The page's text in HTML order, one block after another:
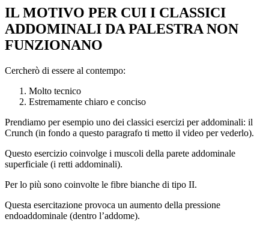
IL MOTIVO PER CUI I CLASSICI
ADDOMINALI DA PALESTRA NON
FUNZIONANO
Cercherò di essere al contempo:
Molto tecnico
Estremamente chiaro e conciso
Prendiamo per esempio uno dei classici esercizi per addominali: il
Crunch (in fondo a questo paragrafo ti metto il video per vederlo).
Questo esercizio coinvolge i muscoli della parete addominale
superficiale (i retti addominali).
Per lo più sono coinvolte le fibre bianche di tipo II.
Questa esercitazione provoca un aumento della pressione
endoaddominale (dentro l’addome).